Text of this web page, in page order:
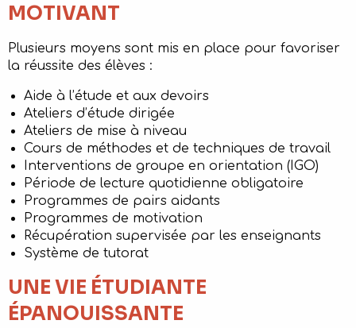
MOTIVANT
Plusieurs moyens sont mis en place pour favoriser
la réussite des élèves :
Aide à l’étude et aux devoirs
Ateliers d’étude dirigée
Ateliers de mise à niveau
Cours de méthodes et de techniques de travail
Interventions de groupe en orientation (IGO)
Période de lecture quotidienne obligatoire
Programmes de pairs aidants
Programmes de motivation
Récupération supervisée par les enseignants
Système de tutorat
UNE VIE ÉTUDIANTE
ÉPANOUISSANTE